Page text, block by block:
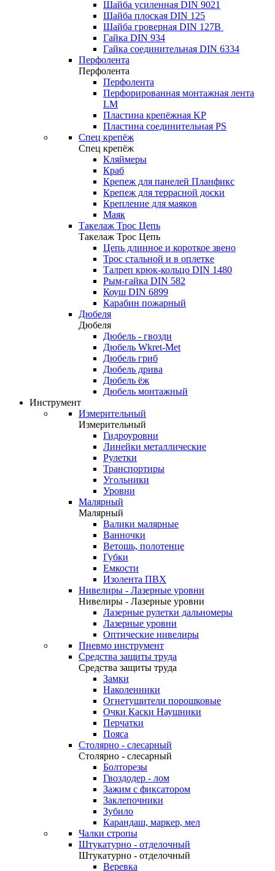
Шайба усиленная DIN 9021
Шайба плоская DIN 125
Шайба гроверная DIN 127B
Гайка DIN 934
Гайка соединительная DIN 6334
Перфолента
Перфолента
Перфолента
Перфорированная монтажная лента
LM
Пластина крепёжная KP
Пластина соединительная PS
Спец крепёж
Спец крепёж
Кляймеры
Краб
Крепеж для панелей Планфикс
Крепеж для террасной доски
Крепление для маяков
Маяк
Такелаж Трос Цепь
Такелаж Трос Цепь
Цепь длинное и короткое звено
Трос стальной и в оплетке
Талреп крюк-кольцо DIN 1480
Рым-гайка DIN 582
Коуш DIN 6899
Карабин пожарный
Дюбеля
Дюбеля
Дюбель - гвозди
Дюбель Wkret-Met
Дюбель гриб
Дюбель дрива
Дюбель ёж
Дюбель монтажный
Инструмент
Измерительный
Измерительный
Гидроуровни
Линейки металлические
Рулетки
Транспортиры
Угольники
Уровни
Малярный
Малярный
Валики малярные
Ванночки
Ветошь, полотенце
Губки
Емкости
Изолента ПВХ
Нивелиры - Лазерные уровни
Нивелиры - Лазерные уровни
Лазерные рулетки дальномеры
Лазерные уровни
Оптические нивелиры
Пневмо инструмент
Средства защиты труда
Средства защиты труда
Замки
Наколенники
Огнетушители порошковые
Очки Каски Наушники
Перчатки
Пояса
Столярно - слесарный
Столярно - слесарный
Болторезы
Гвоздодер - лом
Зажим с фиксатором
Заклепочники
Зубило
Карандаш, маркер, мел
Чалки стропы
Штукатурно - отделочный
Штукатурно - отделочный
Веревка